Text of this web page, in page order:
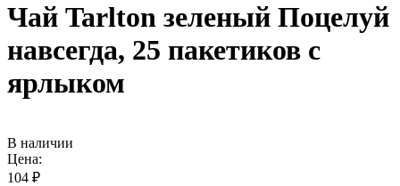
Чай Tarlton зеленый Поцелуй
навсегда, 25 пакетиков с
ярлыком
В наличии
Цена:
104 ₽